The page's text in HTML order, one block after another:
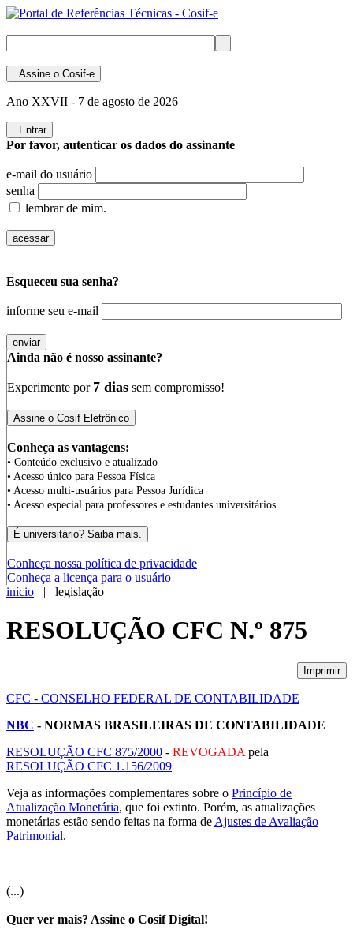
Assine o Cosif-e
Ano XXVII - 7 de agosto de 2026
Entrar
Por favor, autenticar os dados do assinante
e-mail do usuário
senha
lembrar de mim.
Esqueceu sua senha?
informe seu e-mail
Ainda não é nosso assinante?
Experimente por 7 dias sem compromisso!
Conheça as vantagens:
• Conteúdo exclusivo e atualizado
• Acesso único para Pessoa Física
• Acesso multi-usuários para Pessoa Jurídica
• Acesso especial para professores e estudantes universitários
Conheça nossa política de privacidade
Conheça a licença para o usuário
início | legislação
RESOLUÇÃO CFC N.º 875
Imprimir
CFC - CONSELHO FEDERAL DE CONTABILIDADE
NBC - NORMAS BRASILEIRAS DE CONTABILIDADE
RESOLUÇÃO CFC 875/2000 - REVOGADA pela
RESOLUÇÃO CFC 1.156/2009
Veja as informações complementares sobre o Princípio de
Atualização Monetária, que foi extinto. Porém, as atualizações
monetárias estão sendo feitas na forma de Ajustes de Avaliação
Patrimonial.
(...)
Quer ver mais? Assine o Cosif Digital!